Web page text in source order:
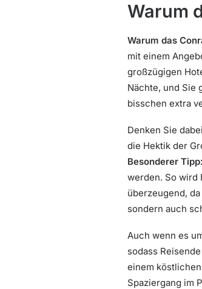
Warum
Warum das
mit einem
großzügigen
Nächte, und Sie
bisschen extra
Denken Sie
die Hektik der
Besonderer Tipp:
werden. So wird
überzeugend,
sondern auch
Auch wenn es
sodass
einem
Spaziergang im